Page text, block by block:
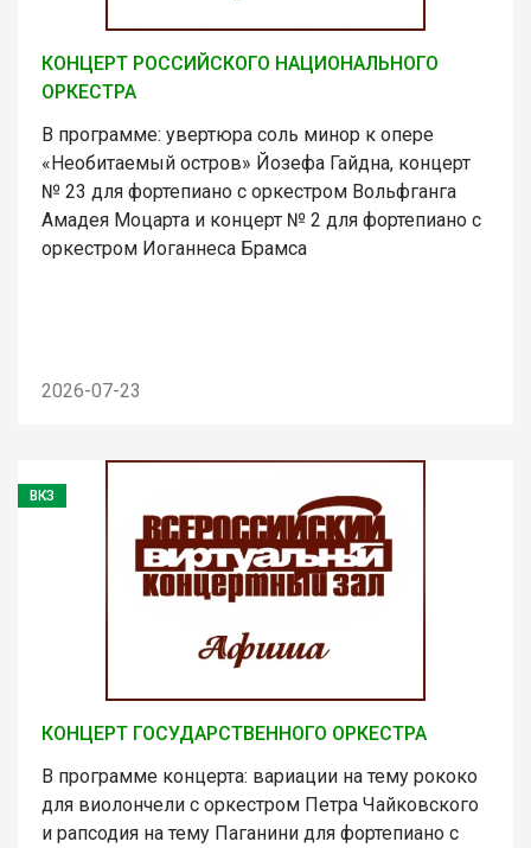
КОНЦЕРТ РОССИЙСКОГО НАЦИОНАЛЬНОГО
ОРКЕСТРА
В программе: увертюра соль минор к опере
«Необитаемый остров» Йозефа Гайдна, концерт
№ 23 для фортепиано с оркестром Вольфганга
Амадея Моцарта и концерт № 2 для фортепиано с
оркестром Иоганнеса Брамса
2026-07-23
ВКЗ
КОНЦЕРТ ГОСУДАРСТВЕННОГО ОРКЕСТРА
В программе концерта: вариации на тему рококо
для виолончели с оркестром Петра Чайковского
и рапсодия на тему Паганини для фортепиано с